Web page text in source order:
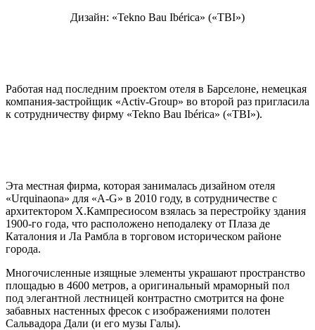
Дизайн: «Tekno Bau Ibérica» («TBI»)
Работая над последним проектом отеля в Барселоне, немецкая
компания-застройщик «Activ-Group» во второй раз пригласила
к сотрудничеству фирму «Tekno Bau Ibérica» («TBI»).
Эта местная фирма, которая занималась дизайном отеля
«Urquinaona» для «A-G» в 2010 году, в сотрудничестве с
архитектором Х.Кампресиосом взялась за перестройку здания
1900-го года, что расположено неподалеку от Плаза де
Каталония и Ла Рамбла в торговом историческом районе
города.
Многочисленные изящные элементы украшают пространство
площадью в 4600 метров, а оригинальный мраморный пол
под элегантной лестницей контрастно смотрится на фоне
забавных настенных фресок с изображениями полотен
Сальвадора Дали (и его музы Галы).